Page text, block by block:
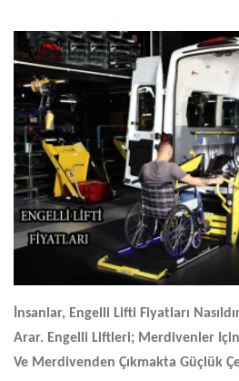
İnsanlar, Engelli Lifti Fiyatları
Arar. Engelli Liftleri; Merdivenler
Ve Merdivenden Çıkmakta Güçlük